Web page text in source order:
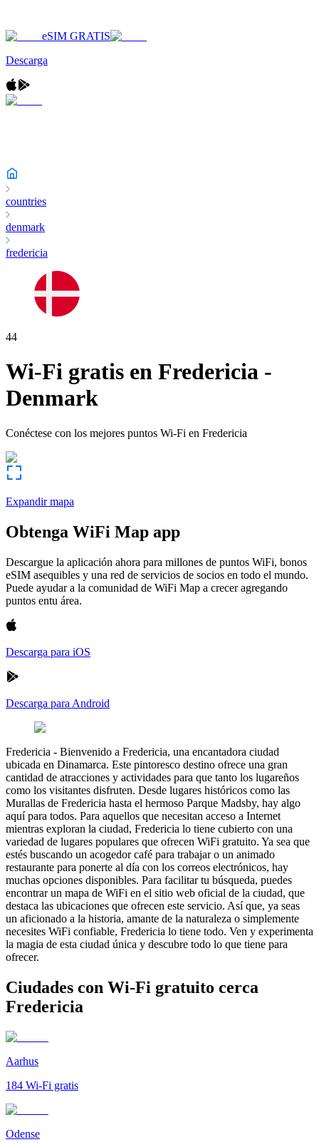
eSIM GRATIS
Descarga
countries
denmark
fredericia
44
Wi-Fi gratis en Fredericia -
Denmark
Conéctese con los mejores puntos Wi-Fi en Fredericia
Expandir mapa
Obtenga WiFi Map app
Descargue la aplicación ahora para millones de puntos WiFi, bonos
eSIM asequibles y una red de servicios de socios en todo el mundo.
Puede ayudar a la comunidad de WiFi Map a crecer agregando
puntos entu área.
Descarga para iOS
Descarga para Android
Fredericia - Bienvenido a Fredericia, una encantadora ciudad
ubicada en Dinamarca. Este pintoresco destino ofrece una gran
cantidad de atracciones y actividades para que tanto los lugareños
como los visitantes disfruten. Desde lugares históricos como las
Murallas de Fredericia hasta el hermoso Parque Madsby, hay algo
aquí para todos. Para aquellos que necesitan acceso a Internet
mientras exploran la ciudad, Fredericia lo tiene cubierto con una
variedad de lugares populares que ofrecen WiFi gratuito. Ya sea que
estés buscando un acogedor café para trabajar o un animado
restaurante para ponerte al día con los correos electrónicos, hay
muchas opciones disponibles. Para facilitar tu búsqueda, puedes
encontrar un mapa de WiFi en el sitio web oficial de la ciudad, que
destaca las ubicaciones que ofrecen este servicio. Así que, ya seas
un aficionado a la historia, amante de la naturaleza o simplemente
necesites WiFi confiable, Fredericia lo tiene todo. Ven y experimenta
la magia de esta ciudad única y descubre todo lo que tiene para
ofrecer.
Ciudades con Wi-Fi gratuito cerca
Fredericia
Aarhus
184 Wi-Fi gratis
Odense